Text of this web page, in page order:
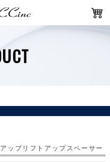
ップリフトアップスペーサー